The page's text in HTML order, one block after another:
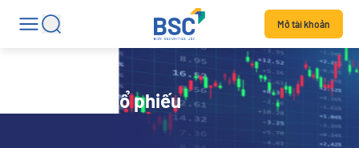
Mở tài khoản
Tin tức mã cổ phiếu